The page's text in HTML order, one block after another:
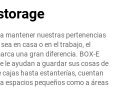
mantener nuestras pertenencias
en casa o en el trabajo, el
una gran diferencia. BOX-E
le ayudan a guardar sus cosas de
cajas hasta estanterías, cuentan
pequeños como a áreas